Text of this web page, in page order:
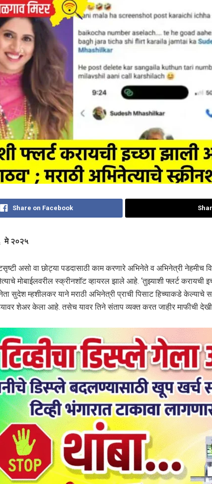
Share on Facebook
मे २०२५
असो वा छोट्या पडदासाठी काम करणारे अभिनेते व अभिनेत्री नेहमीच
मोबाईलवरील स्क्रीनशॉट व्हायरल झाले आहे. ‘तुझ्याशी फ्लर्ट करायची
सुदेश म्हशीलकर याने मराठी अभिनेत्री प्राची पिसाट हिच्याकडे
शेअर केला आहे. तसेच यावर तिने संताप व्यक्त करत जाहीर माफीची